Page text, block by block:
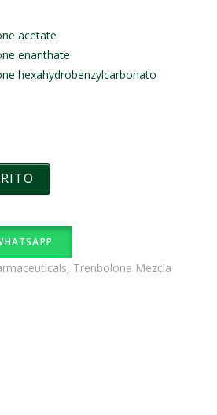
acetate
enanthate
hexahydrobenzylcarbonato
, Trenbolona Mezcla